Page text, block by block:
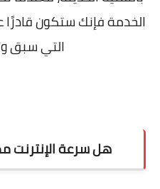
الخدمة فإنك ستكون
التي سبق
هل سرعة الإنترنت